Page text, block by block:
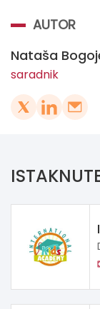
AUTOR
Nataša
saradnik